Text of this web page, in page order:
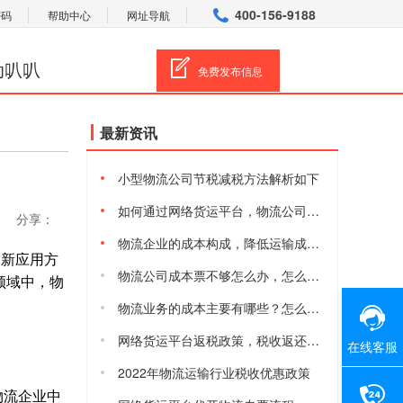
帮助中心 网址导航 400-156-9188
叭 免费发布信息
分享：
应用方
域中，物
企业中
最新资讯
小型物流公司节税减税方法解析如下
如何通过网络货运平台，物流公司合规减税降费
物流企业的成本构成，降低运输成本的方法有哪些
物流公司成本票不够怎么办，怎么获取物流进项成本票
物流业务的成本主要有哪些？怎么降低物流综合成本
网络货运平台返税政策，税收返还有多少
2022年物流运输行业税收优惠政策
在线客服